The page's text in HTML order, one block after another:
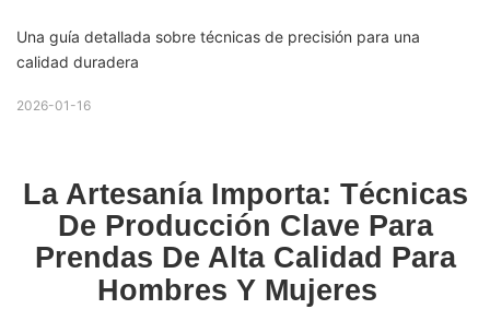
Una guía detallada sobre técnicas de precisión para una
calidad duradera
2026-01-16
La Artesanía Importa: Técnicas
De Producción Clave Para
Prendas De Alta Calidad Para
Hombres Y Mujeres